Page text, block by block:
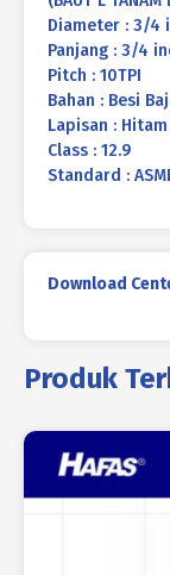
Diameter : 3/4
Panjang : 3/4
Pitch : 10TPI
Bahan : Besi
Lapisan :
Class : 12.9
Standard :
Download
Produk